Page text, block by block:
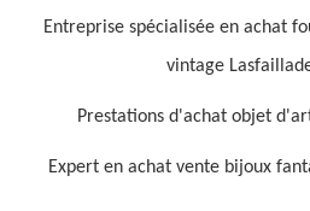
Entreprise spécialisée en achat
vintage
Prestations d'achat objet
Expert en achat vente bijoux